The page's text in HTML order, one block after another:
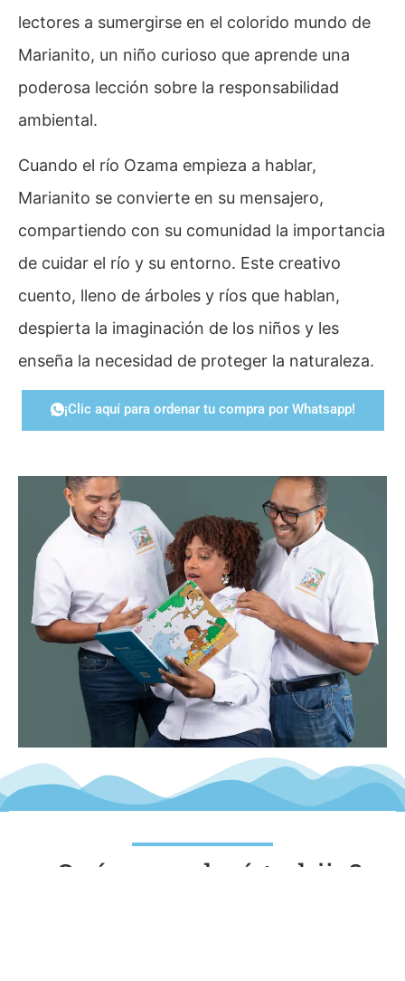
lectores a sumergirse en el colorido mundo de
Marianito, un niño curioso que aprende una
poderosa lección sobre la responsabilidad
ambiental.
Cuando el río Ozama empieza a hablar,
Marianito se convierte en su mensajero,
compartiendo con su comunidad la importancia
de cuidar el río y su entorno. Este creativo
cuento, lleno de árboles y ríos que hablan,
despierta la imaginación de los niños y les
enseña la necesidad de proteger la naturaleza.
¡Clic aquí para ordenar tu compra por Whatsapp!
¿Qué aprenderá tu hijo?